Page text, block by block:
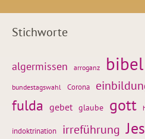
Stichworte
algermissen arroganz bibel
bundestagswahl Corona
fulda gebet glaube gott
indoktrination irreführung